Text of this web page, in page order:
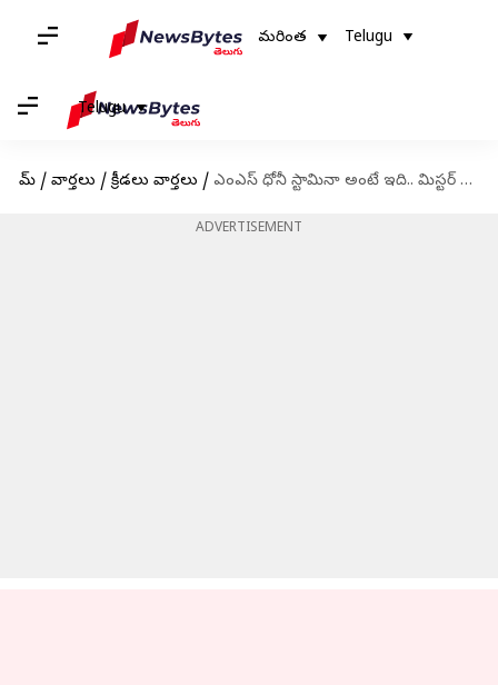
మరింత Telugu
Telugu
హోమ్ / వార్తలు / క్రీడలు వార్తలు / ఎంఎస్ ధోనీ స్టామినా అంటే ఇది.. మిస్టర్ కూల్ బర్తడేకి అకాశమంత కటౌట్
ADVERTISEMENT